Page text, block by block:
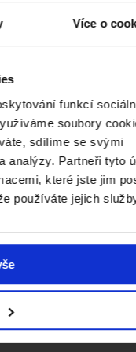
Více o
funkcí
soubory
sdílíme se svými
analýzy. Partneři tyto
které jste jim
používáte jejich
NGP a